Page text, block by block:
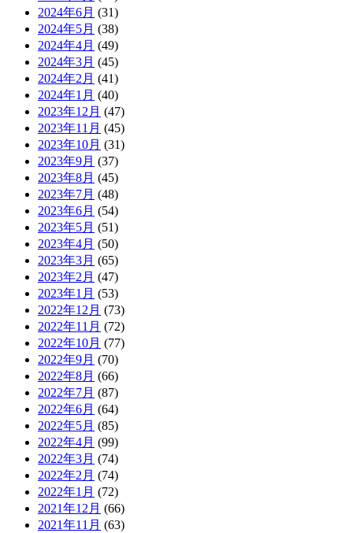
2024年6月 (31)
2024年5月 (38)
2024年4月 (49)
2024年3月 (45)
2024年2月 (41)
2024年1月 (40)
2023年12月 (47)
2023年11月 (45)
2023年10月 (31)
2023年9月 (37)
2023年8月 (45)
2023年7月 (48)
2023年6月 (54)
2023年5月 (51)
2023年4月 (50)
2023年3月 (65)
2023年2月 (47)
2023年1月 (53)
2022年12月 (73)
2022年11月 (72)
2022年10月 (77)
2022年9月 (70)
2022年8月 (66)
2022年7月 (87)
2022年6月 (64)
2022年5月 (85)
2022年4月 (99)
2022年3月 (74)
2022年2月 (74)
2022年1月 (72)
2021年12月 (66)
2021年11月 (63)